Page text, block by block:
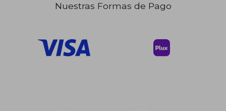
Nuestras Formas de Pago